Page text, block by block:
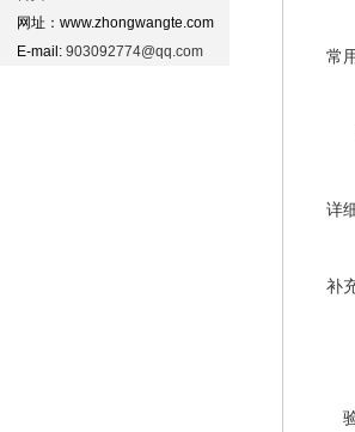
网址：www.zhongwangte.com
E-mail: 903092774@qq.com 常
详
补